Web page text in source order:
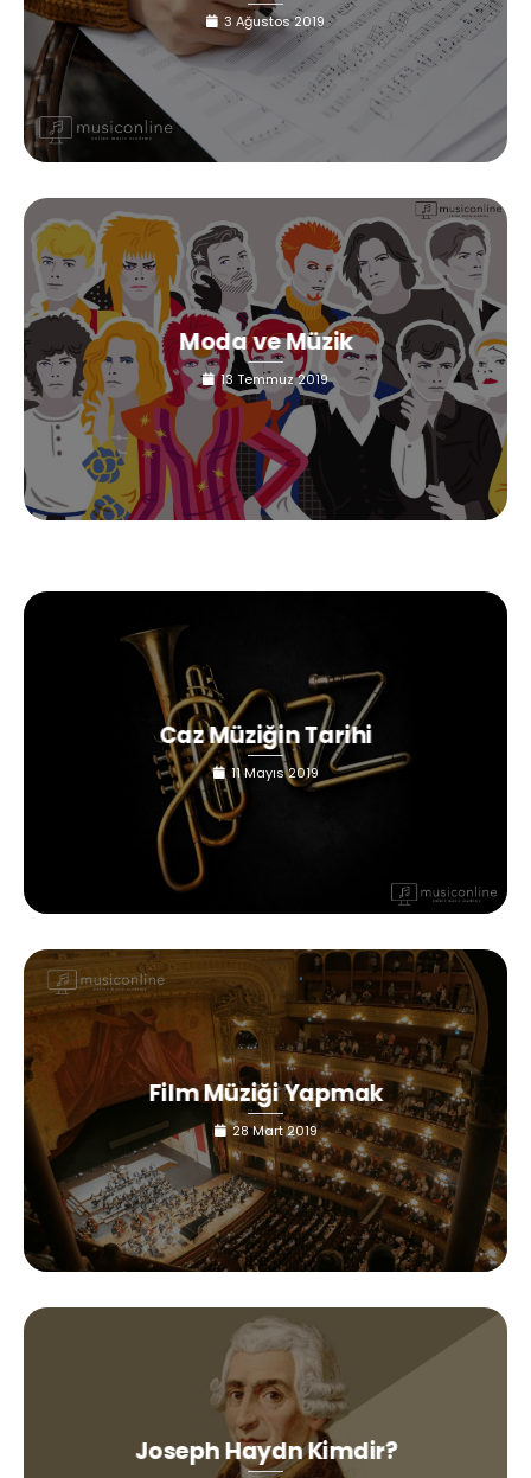
3 Ağustos 2019
Moda ve Müzik
13 Temmuz 2019
Caz Müziğin Tarihi
11 Mayıs 2019
Film Müziği Yapmak
28 Mart 2019
Joseph Haydn Kimdir?